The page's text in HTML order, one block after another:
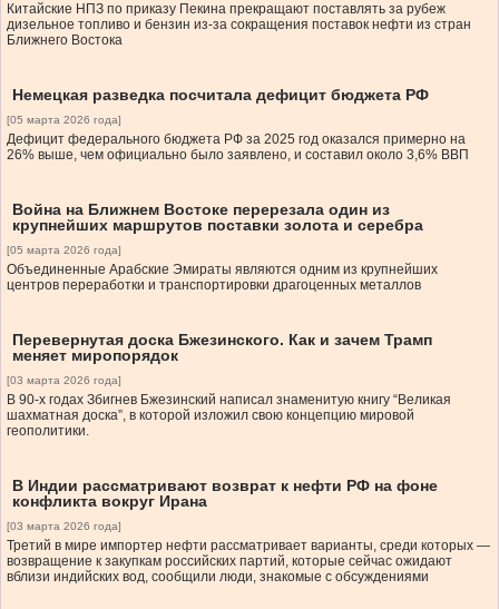
Китайские НПЗ по приказу Пекина прекращают поставлять за рубеж
дизельное топливо и бензин из-за сокращения поставок нефти из стран
Ближнего Востока
Немецкая разведка посчитала дефицит бюджета РФ
[05 марта 2026 года]
Дефицит федерального бюджета РФ за 2025 год оказался примерно на
26% выше, чем официально было заявлено, и составил около 3,6% ВВП
Война на Ближнем Востоке перерезала один из
крупнейших маршрутов поставки золота и серебра
[05 марта 2026 года]
Объединенные Арабские Эмираты являются одним из крупнейших
центров переработки и транспортировки драгоценных металлов
Перевернутая доска Бжезинского. Как и зачем Трамп
меняет миропорядок
[03 марта 2026 года]
В 90-х годах Збигнев Бжезинский написал знаменитую книгу “Великая
шахматная доска”, в которой изложил свою концепцию мировой
геополитики.
В Индии рассматривают возврат к нефти РФ на фоне
конфликта вокруг Ирана
[03 марта 2026 года]
Третий в мире импортер нефти рассматривает варианты, среди которых —
возвращение к закупкам российских партий, которые сейчас ожидают
вблизи индийских вод, сообщили люди, знакомые с обсуждениями